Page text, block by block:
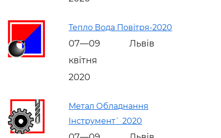
Тепло Вода Повітря-2020
07—09
квітня
2020
Львів
Метал Обладнання
Інструмент` 2020